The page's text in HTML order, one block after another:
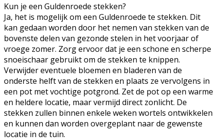
Kun je een Guldenroede stekken?
Ja, het is mogelijk om een Guldenroede te stekken. Dit
kan gedaan worden door het nemen van stekken van de
bovenste delen van gezonde stelen in het voorjaar of
vroege zomer. Zorg ervoor dat je een schone en scherpe
snoeischaar gebruikt om de stekken te knippen.
Verwijder eventuele bloemen en bladeren van de
onderste helft van de stekken en plaats ze vervolgens in
een pot met vochtige potgrond. Zet de pot op een warme
en heldere locatie, maar vermijd direct zonlicht. De
stekken zullen binnen enkele weken wortels ontwikkelen
en kunnen dan worden overgeplant naar de gewenste
locatie in de tuin.